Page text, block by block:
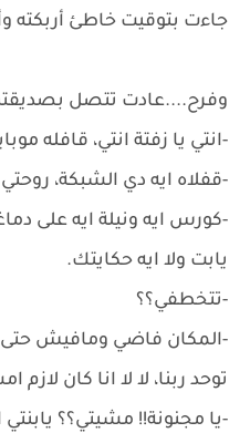
جاءت بتوقيت خاطئ أربكته
وفرح....عادت تتصل
-انتي يا زفتة انتي، قافله
-قفلاه ايه دي الشبكة،
-كورس ايه ونيلة ايه على
يابت ولا ايه حكايتك.
-تتخطفي؟؟
-المكان فاضي ومافيش حتى
توحد ربنا، لا لا انا كان لازم
-يا مجنونة!! مشيتي؟؟